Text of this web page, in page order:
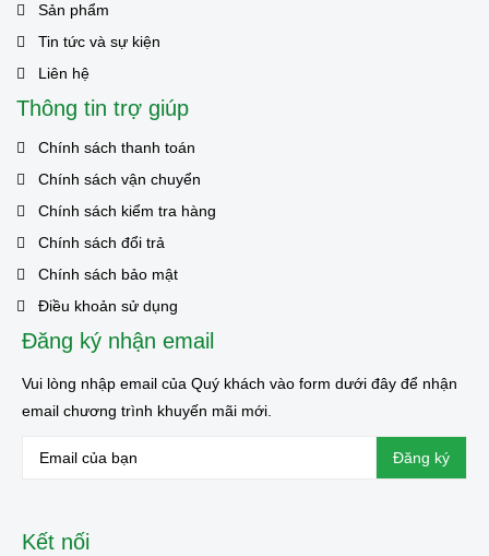
Sản phẩm
Tin tức và sự kiện
Liên hệ
Thông tin trợ giúp
Chính sách thanh toán
Chính sách vận chuyển
Chính sách kiểm tra hàng
Chính sách đổi trả
Chính sách bảo mật
Điều khoản sử dụng
Đăng ký nhận email
Vui lòng nhập email của Quý khách vào form dưới đây để nhận
email chương trình khuyến mãi mới.
Kết nối